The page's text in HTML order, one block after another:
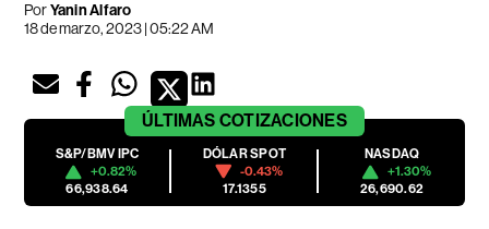
PorYanin Alfaro
18 de marzo, 2023 | 05:22 AM
ÚLTIMAS COTIZACIONES
S&P/BMV IPC
+0.82%
66,938.64
DÓLAR SPOT
-0.43%
17.1355
NASDAQ
+1.30%
26,690.62